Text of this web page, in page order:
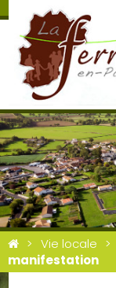
Vie locale
manifestation